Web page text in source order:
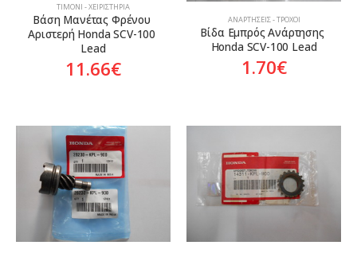
ΤΙΜΌΝΙ - ΧΕΙΡΙΣΤΉΡΙΑ
Βάση Μανέτας Φρένου
Αριστερή Honda SCV-100
Lead
11.66€
ΑΝΑΡΤΉΣΕΙΣ - ΤΡΟΧΟΊ
Βίδα Εμπρός Ανάρτησης
Honda SCV-100 Lead
1.70€